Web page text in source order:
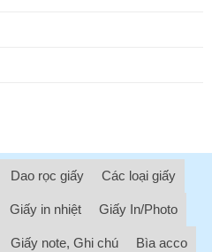
Dao rọc giấy Các loại giấy
Giấy in nhiệt Giấy In/Photo
Giấy note, Ghi chú Bìa acco